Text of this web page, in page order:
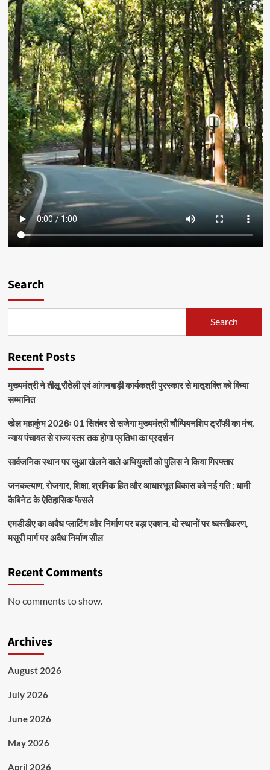
Search
Search
Recent Posts
मुख्यमंत्री ने तीलू रौतेली एवं आंगनबाड़ी कार्यकत्री पुरस्कार से मातृशक्ति को किया
सम्मानित
खेल महाकुंभ 2026ः 01 सितंबर से सजेगा मुख्यमंत्री चौम्पियनशिप ट्रॉफी का मंच,
न्याय पंचायत से राज्य स्तर तक होगा प्रतिभा का प्रदर्शन
सार्वजनिक स्थान पर जुआ खेलने वाले अभियुक्तों को पुलिस ने किया गिरफ्तार
जनकल्याण, रोजगार, शिक्षा, श्रमिक हित और आधारभूत विकास को नई गति : धामी
कैबिनेट के ऐतिहासिक फैसले
एमडीडीए का अवैध प्लाटिंग और निर्माण पर बड़ा एक्शन, दो स्थानों पर ध्वस्तीकरण,
मसूरी मार्ग पर अवैध निर्माण सील
Recent Comments
No comments to show.
Archives
August 2026
July 2026
June 2026
May 2026
April 2026